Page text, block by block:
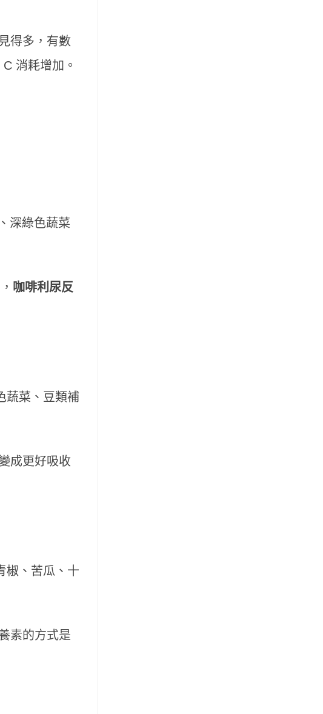
得多，有數
消耗增加。
深綠色蔬菜
咖啡利尿反
蔬菜、豆類補
成更好吸收
椒、苦瓜、十
素的方式是